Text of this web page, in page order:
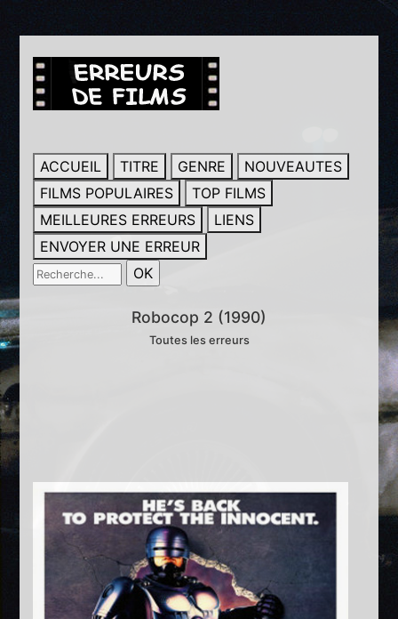
ACCUEIL TITRE GENRE
NOUVEAUTES
FILMS POPULAIRES
TOP FILMS
MEILLEURES ERREURS
LIENS
ENVOYER UNE ERREUR
Robocop 2 (1990)
Toutes les erreurs